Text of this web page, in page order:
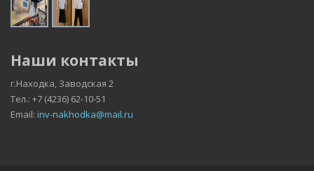
Наши контакты
г.Находка, Заводская 2
Тел.: +7 (4236) 62-10-51
Email: inv-nakhodka@mail.ru